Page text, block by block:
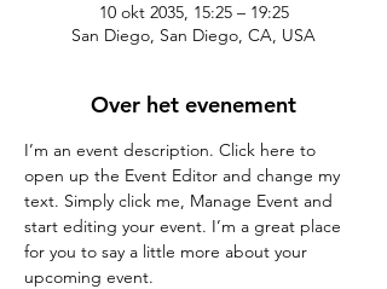
10 okt 2035, 15:25 – 19:25
San Diego, San Diego, CA, USA
Over het evenement
I’m an event description. Click here to
open up the Event Editor and change my
text. Simply click me, Manage Event and
start editing your event. I’m a great place
for you to say a little more about your
upcoming event.